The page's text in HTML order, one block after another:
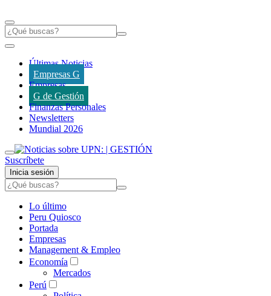
Últimas Noticias
Empresas G
Empresas
G de Gestión
Finanzas Personales
Newsletters
Mundial 2026
Suscríbete
Inicia sesión
Lo último
Peru Quiosco
Portada
Empresas
Management & Empleo
Economía
Mercados
Perú